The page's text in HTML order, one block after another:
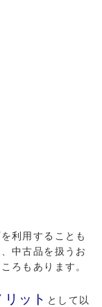
利用することも
中古品を扱うお
ろもあります。
リット として以